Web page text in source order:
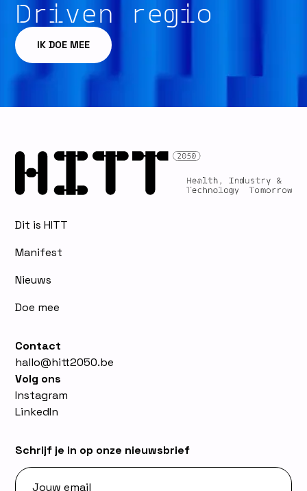
Driven regio
IK DOE MEE
Dit is HITT
Manifest
Nieuws
Doe mee
Contact
hallo@hitt2050.be
Volg ons
Instagram
LinkedIn
Schrijf je in op onze nieuwsbrief